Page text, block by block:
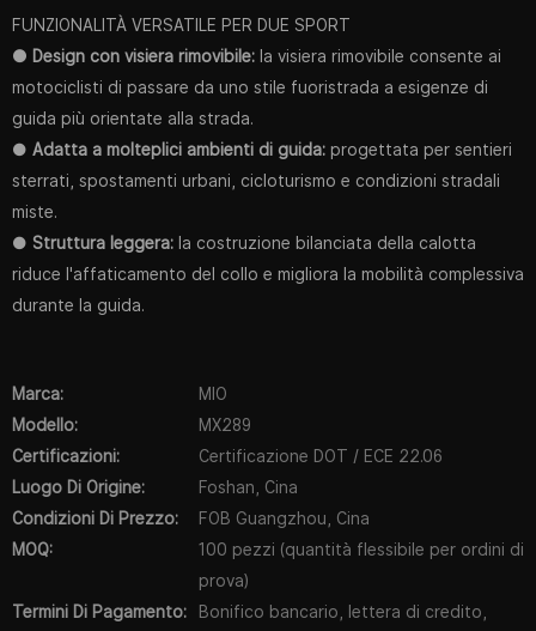
FUNZIONALITÀ VERSATILE PER DUE SPORT
● Design con visiera rimovibile: la visiera rimovibile consente ai
motociclisti di passare da uno stile fuoristrada a esigenze di
guida più orientate alla strada.
● Adatta a molteplici ambienti di guida: progettata per sentieri
sterrati, spostamenti urbani, cicloturismo e condizioni stradali
miste.
● Struttura leggera: la costruzione bilanciata della calotta
riduce l'affaticamento del collo e migliora la mobilità complessiva
durante la guida.
Marca:
MIO
Modello:
MX289
Certificazioni:
Certificazione DOT / ECE 22.06
Luogo Di Origine:
Foshan, Cina
Condizioni Di Prezzo:
FOB Guangzhou, Cina
MOQ:
100 pezzi (quantità flessibile per ordini di
prova)
Termini Di Pagamento:
Bonifico bancario, lettera di credito,